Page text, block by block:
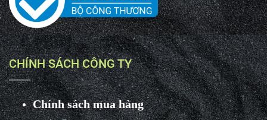
CHÍNH SÁCH CÔNG TY
Chính sách mua hàng